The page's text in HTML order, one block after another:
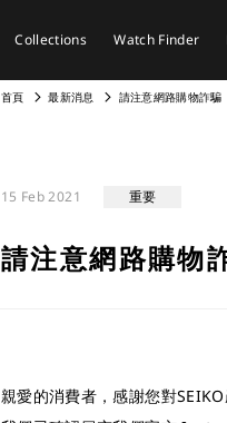
Collections Watch Finder
首頁 最新消息 請注意網路購物詐騙
15 Feb 2021 重要
請注意網路購物
親愛的消費者，感謝您對SEIKO